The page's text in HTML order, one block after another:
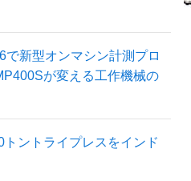
で新型オンマシン計測プロ
が変える工作機械の
トントライプレスをインド